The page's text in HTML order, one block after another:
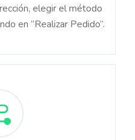
elegir el método
en “Realizar Pedido”.